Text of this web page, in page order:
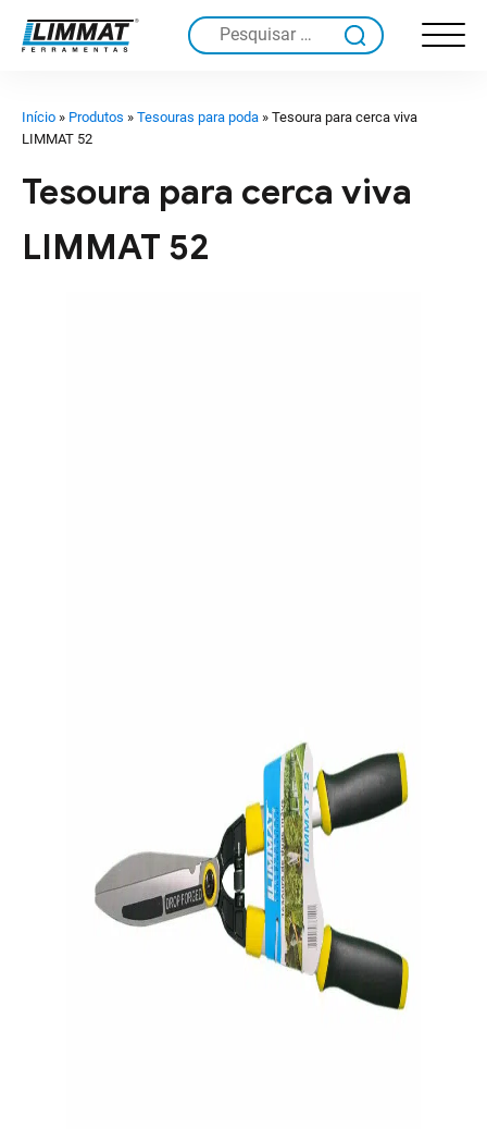
Pesquisar
Início » Produtos » Tesouras para poda » Tesoura para cerca viva
LIMMAT 52
Tesoura para cerca viva
LIMMAT 52